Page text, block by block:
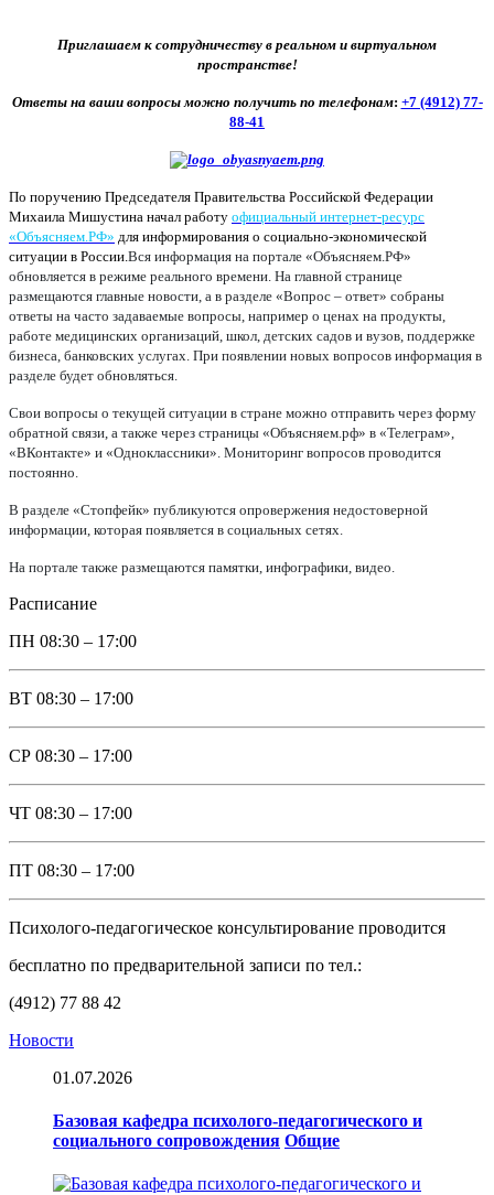
Приглашаем к сотрудничеству в реальном и виртуальном
пространстве!
Ответы на ваши вопросы можно получить по телефонам: +7 (4912) 77-
88-41
По поручению Председателя Правительства Российской Федерации
Михаила Мишустина начал работу официальный интернет-ресурс
«Объясняем.РФ» для информирования о социально-экономической
ситуации в России. Вся информация на портале «Объясняем.РФ»
обновляется в режиме реального времени. На главной странице
размещаются главные новости, а в разделе «Вопрос – ответ» собраны
ответы на часто задаваемые вопросы, например о ценах на продукты,
работе медицинских организаций, школ, детских садов и вузов, поддержке
бизнеса, банковских услугах. При появлении новых вопросов информация в
разделе будет обновляться.
Свои вопросы о текущей ситуации в стране можно отправить через форму
обратной связи, а также через страницы «Объясняем.рф» в «Телеграм»,
«ВКонтакте» и «Одноклассники». Мониторинг вопросов проводится
постоянно.
В разделе «Стопфейк» публикуются опровержения недостоверной
информации, которая появляется в социальных сетях.
На портале также размещаются памятки, инфографики, видео.
Расписание
ПН 08:30 – 17:00
ВТ 08:30 – 17:00
СР 08:30 – 17:00
ЧТ 08:30 – 17:00
ПТ 08:30 – 17:00
Психолого-педагогическое консультирование проводится
бесплатно по предварительной записи по тел.:
(4912) 77 88 42
Новости
01.07.2026
Базовая кафедра психолого-педагогического и
социального сопровождения Общие